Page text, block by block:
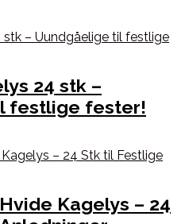
24 stk –
festlige fester!
Kagelys – 24